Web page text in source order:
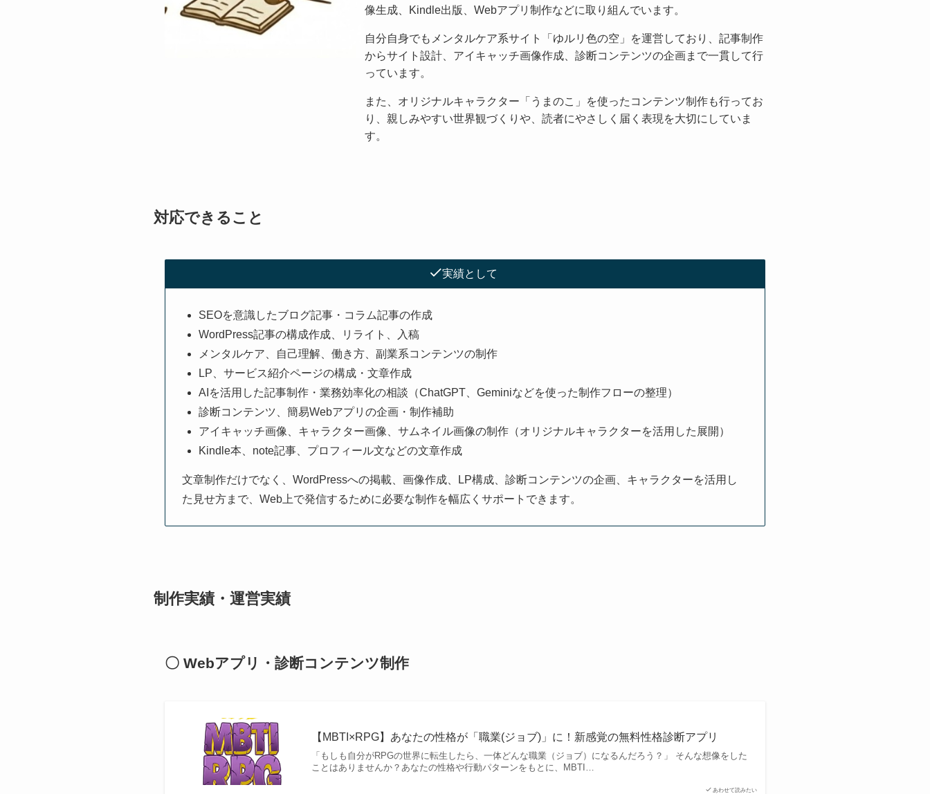
像生成、Kindle出版、Webアプリ制作などに取り組んでいます。
自分自身でもメンタルケア系サイト「ゆルリ色の空」を運営しており、記事制作
からサイト設計、アイキャッチ画像作成、診断コンテンツの企画まで一貫して行
っています。
また、オリジナルキャラクター「うまのこ」を使ったコンテンツ制作も行ってお
り、親しみやすい世界観づくりや、読者にやさしく届く表現を大切にしていま
す。
対応できること
実績として
SEOを意識したブログ記事・コラム記事の作成
WordPress記事の構成作成、リライト、入稿
メンタルケア、自己理解、働き方、副業系コンテンツの制作
LP、サービス紹介ページの構成・文章作成
AIを活用した記事制作・業務効率化の相談（ChatGPT、Geminiなどを使った制作フローの整理）
診断コンテンツ、簡易Webアプリの企画・制作補助
アイキャッチ画像、キャラクター画像、サムネイル画像の制作（オリジナルキャラクターを活用した展開）
Kindle本、note記事、プロフィール文などの文章作成
文章制作だけでなく、WordPressへの掲載、画像作成、LP構成、診断コンテンツの企画、キャラクターを活用し
た見せ方まで、Web上で発信するために必要な制作を幅広くサポートできます。
制作実績・運営実績
〇 Webアプリ・診断コンテンツ制作
あわせて読みたい
【MBTI×RPG】あなたの性格が「職業(ジョブ)」に！新感覚の無料性格診断アプリ
「もしも自分がRPGの世界に転生したら、一体どんな職業（ジョブ）になるんだろう？」 そんな想像をした
ことはありませんか？あなたの性格や行動パターンをもとに、MBTI…